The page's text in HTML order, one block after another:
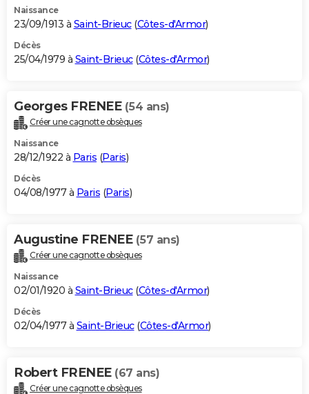
Naissance
23/09/1913 à Saint-Brieuc(Côtes-d'Armor)
Décès
25/04/1979 à Saint-Brieuc(Côtes-d'Armor)
Georges FRENEE (54 ans)
Créer une cagnotte obsèques
Naissance
28/12/1922 à Paris (Paris)
Décès
04/08/1977 à Paris (Paris)
Augustine FRENEE (57 ans)
Créer une cagnotte obsèques
Naissance
02/01/1920 à Saint-Brieuc(Côtes-d'Armor)
Décès
02/04/1977 à Saint-Brieuc(Côtes-d'Armor)
Robert FRENEE (67 ans)
Créer une cagnotte obsèques